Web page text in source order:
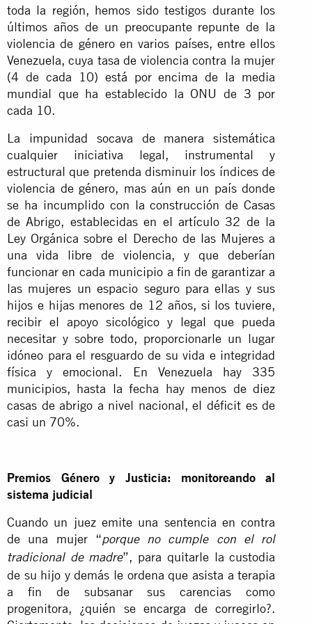
toda la región, hemos sido testigos durante los
últimos años de un preocupante repunte de la
violencia de género en varios países, entre ellos
Venezuela, cuya tasa de violencia contra la mujer
(4 de cada 10) está por encima de la media
mundial que ha establecido la ONU de 3 por
cada 10.
La impunidad socava de manera sistemática
cualquier iniciativa legal, instrumental y
estructural que pretenda disminuir los índices de
violencia de género, mas aún en un país donde
se ha incumplido con la construcción de Casas
de Abrigo, establecidas en el artículo 32 de la
Ley Orgánica sobre el Derecho de las Mujeres a
una vida libre de violencia, y que deberían
funcionar en cada municipio a fin de garantizar a
las mujeres un espacio seguro para ellas y sus
hijos e hijas menores de 12 años, si los tuviere,
recibir el apoyo sicológico y legal que pueda
necesitar y sobre todo, proporcionarle un lugar
idóneo para el resguardo de su vida e integridad
física y emocional. En Venezuela hay 335
municipios, hasta la fecha hay menos de diez
casas de abrigo a nivel nacional, el déficit es de
casi un 70%.
Premios Género y Justicia: monitoreando al
sistema judicial
Cuando un juez emite una sentencia en contra
de una mujer “porque no cumple con el rol
tradicional de madre”, para quitarle la custodia
de su hijo y demás le ordena que asista a terapia
a fin de subsanar sus carencias como
progenitora, ¿quién se encarga de corregirlo?.